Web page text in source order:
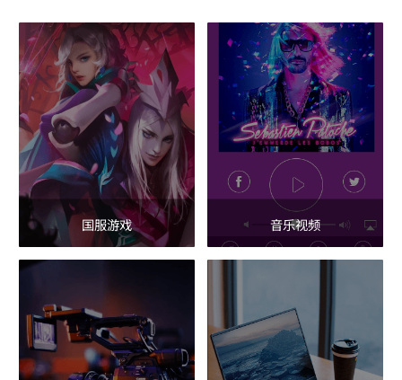
国服游戏 音乐视频